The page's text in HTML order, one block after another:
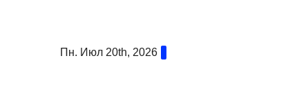
содержаниюПн. Июл 20th, 2026